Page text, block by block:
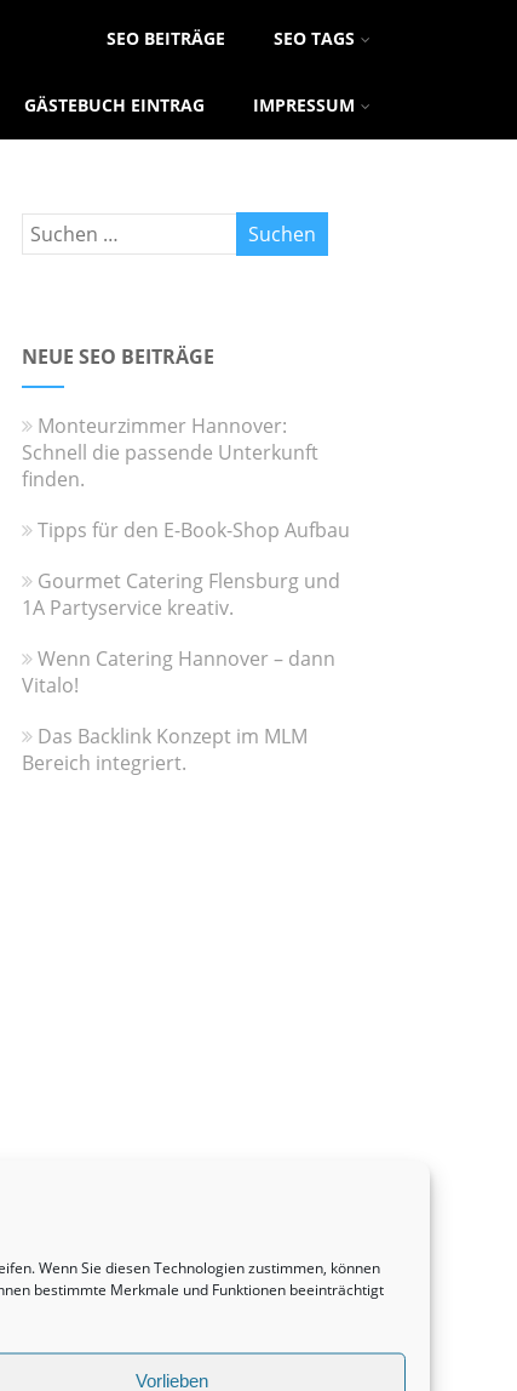
Wenn Sie diesen Technologien zustimmen, können
bestimmte Merkmale und Funktionen beeinträchtigt
Vorlieben
SEO BEITRÄGE SEO TAGS
GÄSTEBUCH EINTRAG IMPRESSUM
NEUE SEO BEITRÄGE
Monteurzimmer Hannover:
Schnell die passende Unterkunft
finden.
Tipps für den E-Book-Shop Aufbau
Gourmet Catering Flensburg und
1A Partyservice kreativ.
Wenn Catering Hannover – dann
Vitalo!
Das Backlink Konzept im MLM
Bereich integriert.